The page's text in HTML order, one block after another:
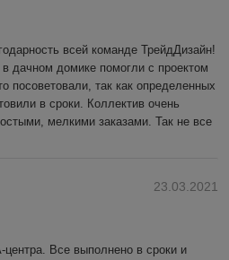
всей команде ТрейдДизайн!
дачном домике помогли с проектом
посоветовали, так как определенных
в сроки. Коллектив очень
мелкими заказами. Так не все
23.03.2021
Все выполнено в сроки и